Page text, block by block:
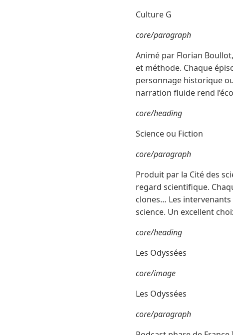
Culture G
core/paragraph
Animé par Florian
et méthode. Chaque
personnage historique
narration fluide rend
core/heading
Science ou Fiction
core/paragraph
Produit par la Cité des
regard scientifique.
clones… Les
science. Un excellent
core/heading
Les Odyssées
core/image
Les Odyssées
core/paragraph